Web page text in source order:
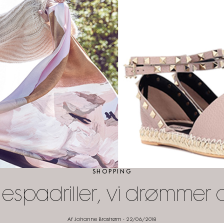
SHOPPING
espadriller, vi drømmer
Af Johanne Brostrøm - 22/06/2018